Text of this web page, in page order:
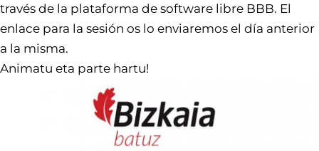
través de la plataforma de software libre BBB. El
enlace para la sesión os lo enviaremos el día anterior
a la misma.
Animatu eta parte hartu!